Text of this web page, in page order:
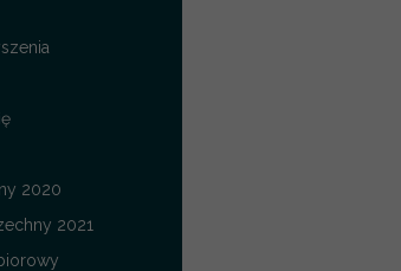
2020
2021